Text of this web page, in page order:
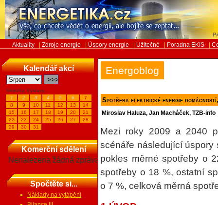
Aktuality Zdroje energie Úspory energie Užitečné Poradna EKIS
Kalendář akcí
Veletrhy, Výstavy...
1
2 3 4 5 6
7
8
9 10 11 12 13
14
15
16 17 18 19 20
21
22
23 24 25 26 27
28
29
30 31
Komerční sdělení
Nenalezena žádná zpráva
Spočtěte si...
Náklady na vytápění
Energoblog
Spotřeba elektrické energie
Miroslav Haluza, Jan Macháček, TZB-info
Mezi roky 2009 a 2040
scénáře následující úspory
pokles měrné spotřeby o
spotřeby o 18 %, ostatní
o 7 %, celková měrná